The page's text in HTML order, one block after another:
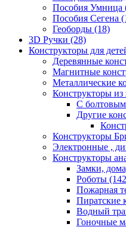
Пособия Умница
Пособия Сегена
Геоборды (18)
3D Ручки (28)
Конструкторы для
Деревянные
Магнитные
Металлические
Конструкторы из
С
Другие
Конструкторы
Электронные ,
Конструкторы
Замки,
Роботы
Пожарная
Пиратские
Водный
Гоночные